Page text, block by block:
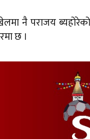
नै पराजय
छ ।